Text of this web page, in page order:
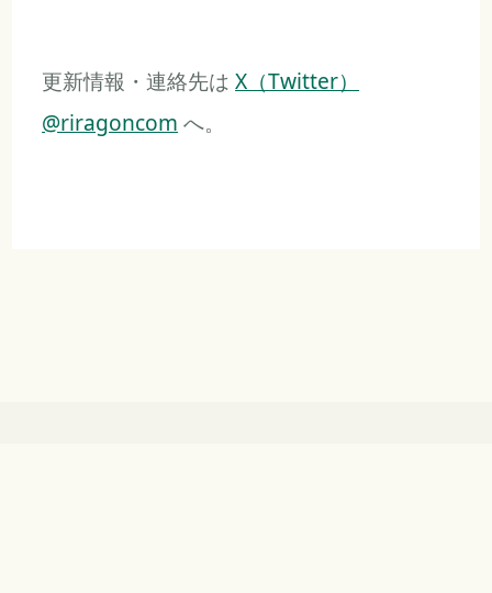
更新情報・連絡先はX（Twitter）
@riragoncom へ。